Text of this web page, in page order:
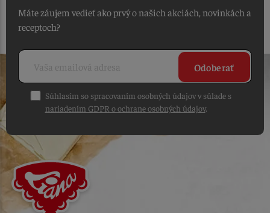
Máte záujem vedieť ako prvý o našich akciách, novinkách a
receptoch?
Odoberať
Súhlasím so spracovaním osobných údajov v súlade s
nariadením GDPR o ochrane osobných údajov.